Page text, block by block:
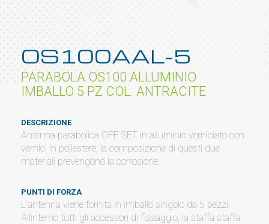
OS100AAL-5
PARABOLA OS100 ALLUMINIO
IMBALLO 5 PZ COL. ANTRACITE
DESCRIZIONE
Antenna parabolica OFF SET in alluminio verniciato con
vernici in poliestere, la composizione di questi due
materiali prevengono la corrosione.
PUNTI DI FORZA
L'antenna viene fornita in imballo singolo da 5 pezzi.
Allinterno tutti gli accessori di fissaggio, la staffa staffa